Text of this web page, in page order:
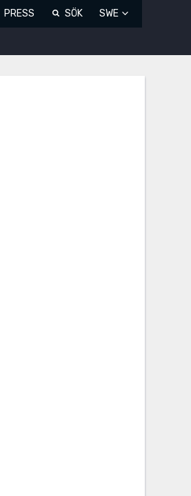
PRESS SÖK SWE